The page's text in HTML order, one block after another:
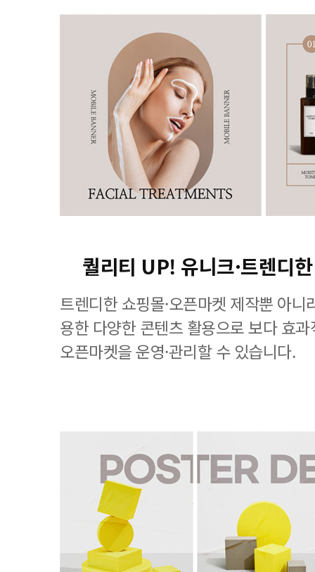
퀄리티 UP! 유니크·트렌디
트렌디한 쇼핑몰·오픈마켓 제작뿐 아
용한 다양한 콘텐츠 활용으로 보다 효
오픈마켓을 운영·관리할 수 있습니다.